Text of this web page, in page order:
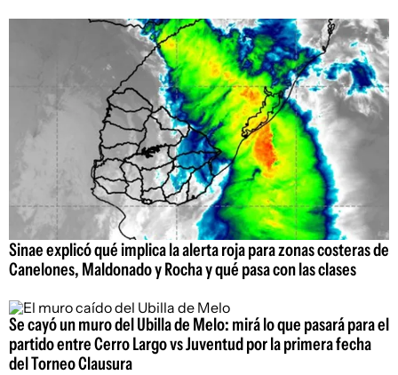
Sinae explicó qué implica la alerta roja para zonas costeras de
Canelones, Maldonado y Rocha y qué pasa con las clases
Se cayó un muro del Ubilla de Melo: mirá lo que pasará para el
partido entre Cerro Largo vs Juventud por la primera fecha
del Torneo Clausura